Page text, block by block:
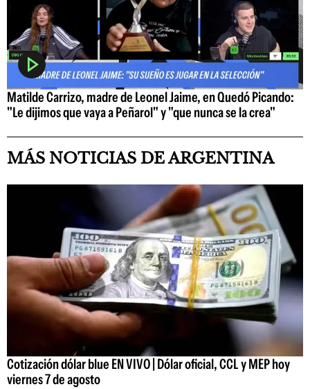
Matilde Carrizo, madre de Leonel Jaime, en Quedó Picando:
"Le dijimos que vaya a Peñarol" y "que nunca se la crea"
MÁS NOTICIAS DE ARGENTINA
Cotización dólar blue EN VIVO | Dólar oficial, CCL y MEP hoy
viernes 7 de agosto